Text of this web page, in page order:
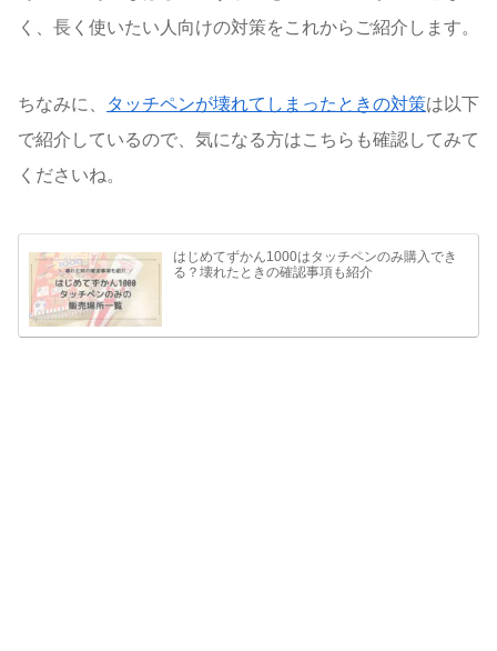
く、長く使いたい人向けの対策をこれからご紹介します。
ちなみに、 タッチペンが壊れてしまったときの対策は以下
で紹介しているので、気になる方はこちらも確認してみて
くださいね。
はじめてずかん1000はタッチペンのみ購入でき
る？壊れたときの確認事項も紹介